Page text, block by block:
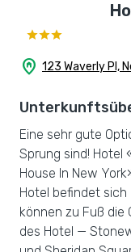
home_pin 123 Waverly Pl,
Eine sehr gute
Sprung sind! Hotel
House In New
Hotel befindet sich
können zu Fuß die
des Hotel —